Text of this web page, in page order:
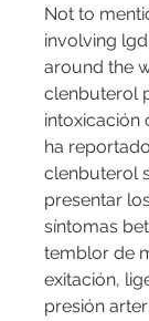
Not to
involving
around the
clenbuterol
intoxicación
ha
clenbuterol
presentar
síntomas
temblor de
exitación,
presión